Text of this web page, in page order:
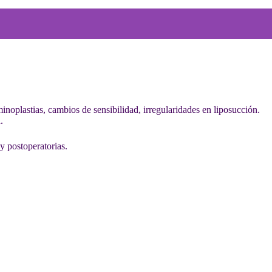
cambios de sensibilidad, irregularidades en liposucción.
postoperatorias.